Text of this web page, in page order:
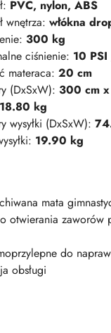
PVC, nylon, ABS
wnętrza: włókna
300 kg
ciśnienie: 10
materaca: 20 cm
(DxSxW): 300 cm
18.80 kg
wysyłki (DxSxW):
19.90 kg
mata
otwierania zaworów
do
obsługi